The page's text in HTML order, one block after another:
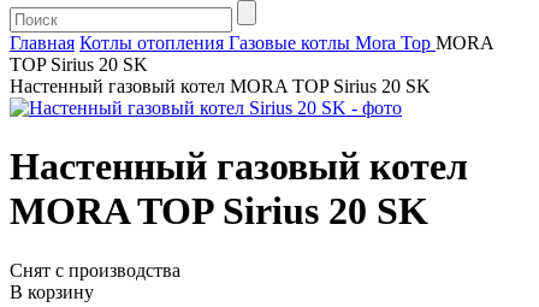
Главная Котлы отопления Газовые котлы Mora Top MORA
TOP Sirius 20 SK
Настенный газовый котел MORA TOP Sirius 20 SK
Настенный газовый котел
MORA TOP Sirius 20 SK
Снят с производства
В корзину